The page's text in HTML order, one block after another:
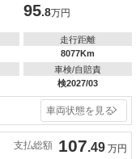
95.8万円
走行距離
8077Km
車検/自賠責
検2027/03
車両状態を見る
支払総額 107.49 万円